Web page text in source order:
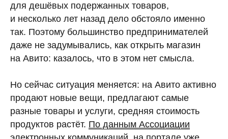
для дешёвых подержанных товаров,
и несколько лет назад дело обстояло именно
так. Поэтому большинство предпринимателей
даже не задумывались, как открыть магазин
на Авито: казалось, что в этом нет смысла.
Но сейчас ситуация меняется: на Авито активно
продают новые вещи, предлагают самые
разные товары и услуги, средняя стоимость
продуктов растёт. По данным Ассоциации